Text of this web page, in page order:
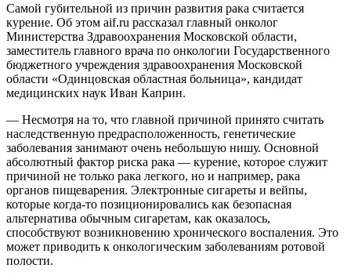
Самой губительной из причин развития рака считается
курение. Об этом aif.ru рассказал главный онколог
Министерства Здравоохранения Московской области,
заместитель главного врача по онкологии Государственного
бюджетного учреждения здравоохранения Московской
области «Одинцовская областная больница», кандидат
медицинских наук Иван Каприн.
— Несмотря на то, что главной причиной принято считать
наследственную предрасположенность, генетические
заболевания занимают очень небольшую нишу. Основной
абсолютный фактор риска рака — курение, которое служит
причиной не только рака легкого, но и например, рака
органов пищеварения. Электронные сигареты и вейпы,
которые когда-то позиционировались как безопасная
альтернатива обычным сигаретам, как оказалось,
способствуют возникновению хронического воспаления. Это
может приводить к онкологическим заболеваниям ротовой
полости.